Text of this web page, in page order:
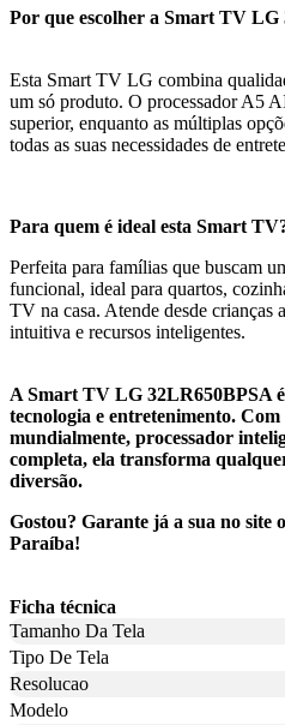
Por que escolher a Smart TV LG
Esta Smart TV LG combina
um só produto. O processador A5
superior, enquanto as múltiplas
todas as suas necessidades de
Para quem é ideal esta Smart
Perfeita para famílias que buscam
funcional, ideal para quartos,
TV na casa. Atende desde crianças
intuitiva e recursos inteligentes.
A Smart TV LG 32LR650BPSA
tecnologia e entretenimento.
mundialmente, processador
completa, ela transforma
diversão.
Gostou? Garante já a sua no site
Paraíba!
Ficha técnica
Tamanho Da Tela
Tipo De Tela
Resolucao
Modelo